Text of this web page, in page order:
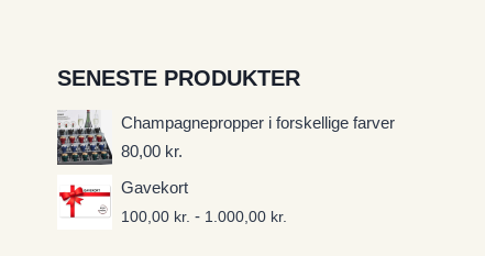
SENESTE PRODUKTER
Champagnepropper i forskellige farver
80,00 kr.
Gavekort
100,00 kr. - 1.000,00 kr.